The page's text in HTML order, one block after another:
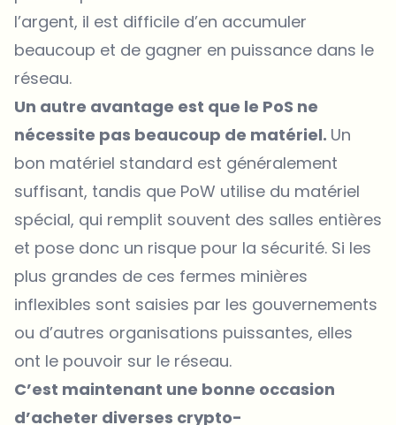
l’argent, il est difficile d’en accumuler
beaucoup et de gagner en puissance dans le
réseau.
Un autre avantage est que le PoS ne
nécessite pas beaucoup de matériel. Un
bon matériel standard est généralement
suffisant, tandis que PoW utilise du matériel
spécial, qui remplit souvent des salles entières
et pose donc un risque pour la sécurité. Si les
plus grandes de ces fermes minières
inflexibles sont saisies par les gouvernements
ou d’autres organisations puissantes, elles
ont le pouvoir sur le réseau.
C’est maintenant une bonne occasion
d’acheter diverses crypto-